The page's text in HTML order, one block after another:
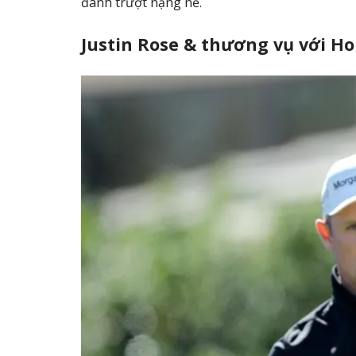
Justin Rose & thương vụ với